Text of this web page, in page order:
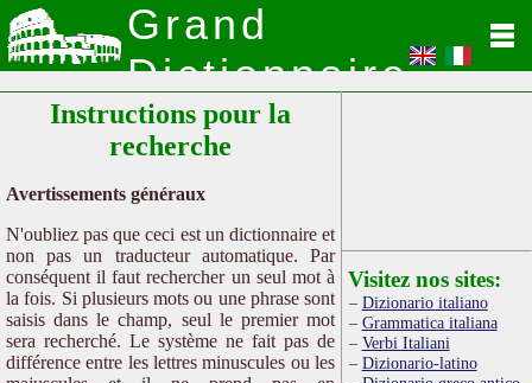
Grand
Dictionnaire
Latin
Instructions pour la
recherche
Avertissements généraux
N'oubliez pas que ceci est un dictionnaire et
non pas un traducteur automatique. Par
conséquent il faut rechercher un seul mot à
la fois. Si plusieurs mots ou une phrase sont
saisis dans le champ, seul le premier mot
sera recherché. Le système ne fait pas de
différence entre les lettres minuscules ou les
Visitez nos sites:
Dizionario italiano
Grammatica italiana
Verbi Italiani
Dizionario-latino